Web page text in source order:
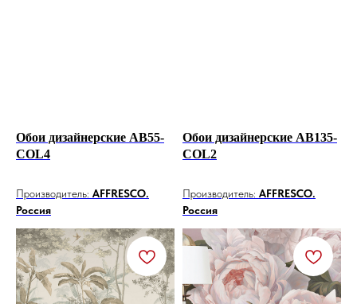
Обои дизайнерские AB55-
COL4
Производитель: AFFRESCO.
Россия
Обои дизайнерские AB135-
COL2
Производитель: AFFRESCO.
Россия